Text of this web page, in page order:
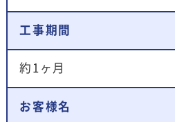
工事期間
約1ヶ月
お客様名